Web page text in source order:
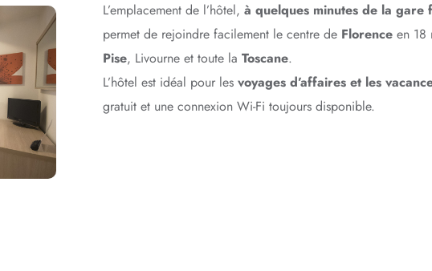
L’emplacement de l’hôtel, à quelques minutes de la
permet de rejoindre facilement le centre de Florenceen 18
Pise, Livourne et toute la Toscane.
L’hôtel est idéal pour les voyages d’affaires et les
gratuit et une connexion Wi-Fi toujours disponible.